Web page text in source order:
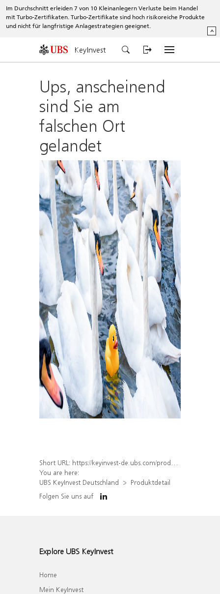
Im Durchschnitt erleiden 7 von 10 Kleinanlegern Verluste beim Handel
mit Turbo-Zertifikaten. Turbo-Zertifikate sind hoch risikoreiche Produkte
und nicht für langfristige Anlagestrategien geeignet.
^
KeyInvest
Ups, anscheinend
sind Sie am
falschen Ort
gelandet
Short URL: https://keyinvest-de.ubs.com/produkt/detail/index/isin/DE000WA26B01
You are here:
UBS KeyInvest Deutschland
Produktdetail
Folgen Sie uns auf
Explore UBS KeyInvest
Home
Mein KeyInvest